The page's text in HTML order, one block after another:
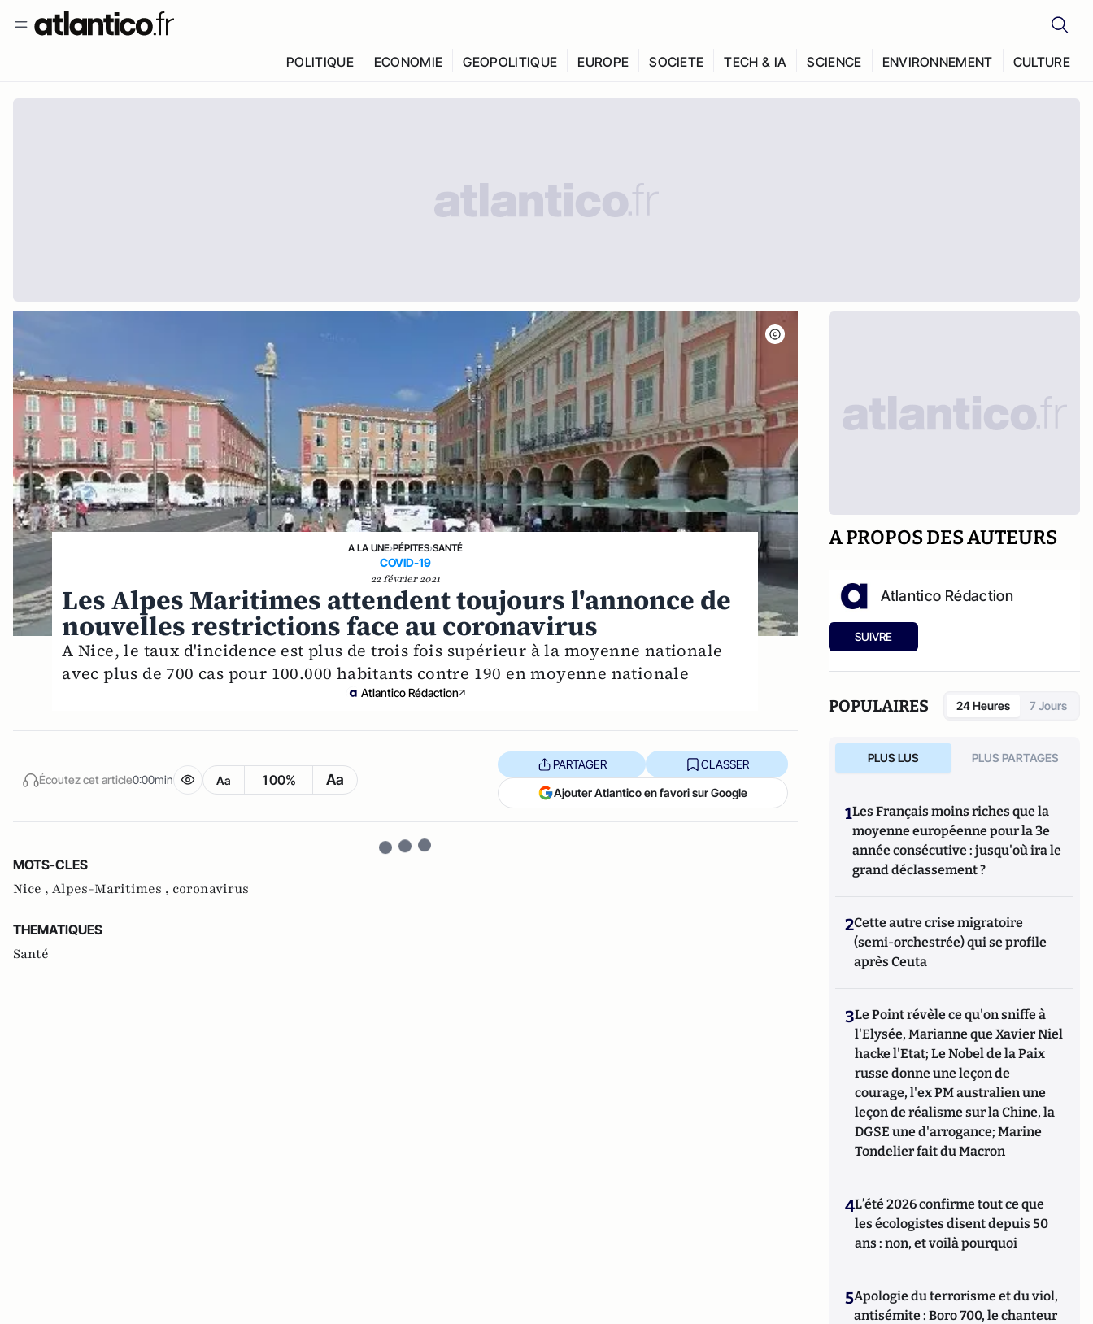
POLITIQUE ECONOMIE GEOPOLITIQUE EUROPE SOCIETE TECH & IA SCIENCE ENVIRONNEMENT CULTURE
A LA UNE›PÉPITES›SANTÉ
COVID-19
22 février 2021
Les Alpes Maritimes attendent toujours l'annonce de
nouvelles restrictions face au coronavirus
A Nice, le taux d'incidence est plus de trois fois supérieur à la moyenne nationale
avec plus de 700 cas pour 100.000 habitants contre 190 en moyenne nationale
Atlantico Rédaction
Écoutez cet article0:00min Aa 100% Aa
PARTAGER CLASSER
Ajouter Atlantico en favori sur Google
MOTS-CLES
Nice , Alpes-Maritimes , coronavirus
THEMATIQUES
Santé
A PROPOS DES AUTEURS
Atlantico Rédaction
SUIVRE
POPULAIRES 24 Heures 7 Jours
PLUS LUS PLUS PARTAGES
1Les Français moins riches que la
moyenne européenne pour la 3e
année consécutive : jusqu'où ira le
grand déclassement ?
2Cette autre crise migratoire
(semi-orchestrée) qui se profile
après Ceuta
3Le Point révèle ce qu'on sniffe à
l'Elysée, Marianne que Xavier Niel
hacke l'Etat; Le Nobel de la Paix
russe donne une leçon de
courage, l'ex PM australien une
leçon de réalisme sur la Chine, la
DGSE une d'arrogance; Marine
Tondelier fait du Macron
4L’été 2026 confirme tout ce que
les écologistes disent depuis 50
ans : non, et voilà pourquoi
5Apologie du terrorisme et du viol,
antisémite : Boro 700, le chanteur